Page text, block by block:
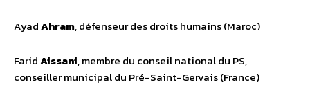
AyadAhram, défenseur des droits humains (Maroc)
FaridAissani, membre du conseil national du PS,
conseiller municipal du Pré-Saint-Gervais (France)